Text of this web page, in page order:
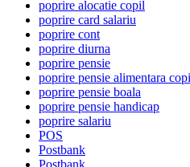
poprire alocatie copil
poprire card salariu
poprire cont
poprire diurna
poprire pensie
poprire pensie alimentara
poprire pensie boala
poprire pensie handicap
poprire salariu
POS
Postbank